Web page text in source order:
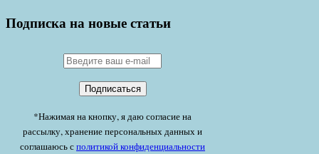
Подписка на новые статьи
*Нажимая на кнопку, я даю согласие на
рассылку, хранение персональных данных и
соглашаюсь сполитикой конфиденциальности